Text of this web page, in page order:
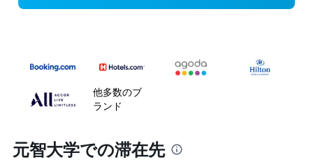
他多数のブ
ランド
元智大学での滞在先